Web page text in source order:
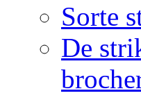
Sorte
De